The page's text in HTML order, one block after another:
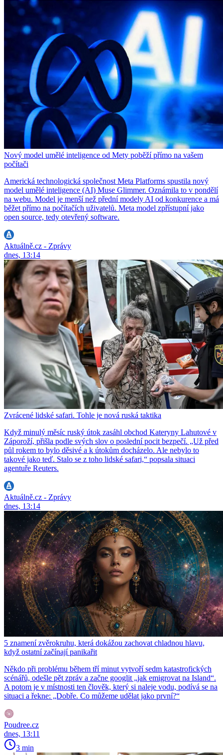
Nový model umělé inteligence od Mety poběží přímo na vašem
počítači
Americká technologická společnost Meta Platforms spustila nový
model umělé inteligence (AI) Muse Glimmer. Oznámila to v pondělí
na webu. Model je menší než přední modely AI od konkurence a má
běžet přímo na počítačích uživatelů. Meta model zpřístupní jako
open source, tedy otevřený software.
Aktuálně.cz - Zprávy
dnes, 13:14
Zvrácené lidské safari. Tohle je nová ruská taktika
Když minulý měsíc ruský útok zasáhl obchod Kateryny Lahutové v
Záporoží, přišla podle svých slov o poslední pocit bezpečí. „Už před
půl rokem to bylo děsivé a k útokům docházelo. Ale nebylo to
takové jako teď. Stalo se z toho lidské safari,“ popsala situaci
agentuře Reuters.
Aktuálně.cz - Zprávy
dnes, 13:14
5 znamení zvěrokruhu, která dokážou zachovat chladnou hlavu,
když ostatní začínají panikařit
Někdo při problému během tří minut vytvoří sedm katastrofických
scénářů, odešle pět zpráv a začne googlit „jak emigrovat na Island“.
A potom je v místnosti ten člověk, který si naleje vodu, podívá se na
situaci a řekne: „Dobře. Co můžeme udělat jako první?“
Poudree.cz
dnes, 13:11
3 min